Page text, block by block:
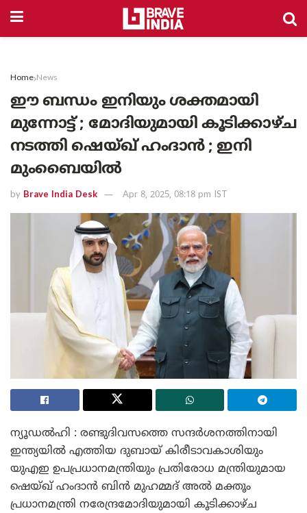
Home News
ഈ ബന്ധം ഇനിയും ശക്തമായി
മുന്നോട്ട് ; മോദിയുമായി കൂടിക്കാഴ്ച
നടത്തി ഷെയ്ഖ് ഹംദാൻ ; ഇനി
മുംബൈയിൽ
by Brave India Desk Apr 8, 2025, 08:18 pm IST
ന്യൂഡൽഹി : രണ്ടുദിവസത്തെ സന്ദർശനത്തിനായി
ഇന്ത്യയിൽ എത്തിയ ദുബായ് കിരീടാവകാശിയും
യുഎഇ ഉപപ്രധാനമന്ത്രിയും പ്രതിരോധ മന്ത്രിയുമായ
ഷെയ്ഖ് ഹംദാൻ ബിൻ മുഹമ്മദ് അൽ മക്തൂം
പ്രധാനമന്ത്രി നരേന്ദ്രമോദിയുമായി കൂടിക്കാഴ്ച